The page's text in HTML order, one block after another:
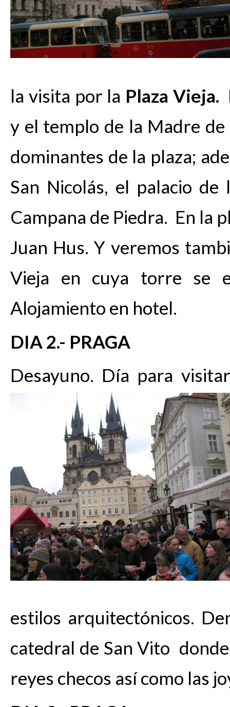
la visita por la Plaza Vieja.
y el templo de la Madre
dominantes de la plaza;
San Nicolás, el palacio
Campana de Piedra. En la
Juan Hus. Y veremos
Vieja en cuya torre se
Alojamiento en hotel.
DIA 2.- PRAGA
Desayuno. Día para
estilos arquitectónicos.
catedral de San Vito
reyes checos así como las